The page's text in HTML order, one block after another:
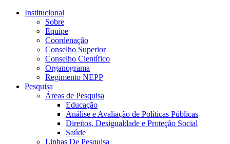
Institucional
Sobre
Equipe
Coordenação
Conselho Superior
Conselho Científico
Organograma
Regimento NEPP
Pesquisa
Áreas de Pesquisa
Educação
Análise e Avaliação de Políticas Públicas
Direitos, Desigualdade e Proteção Social
Saúde
Linhas De Pesquisa